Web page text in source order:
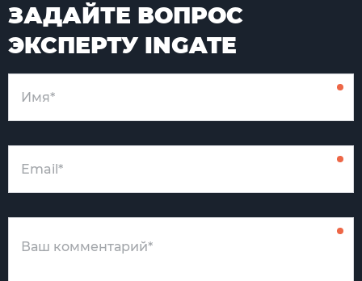
ЗАДАЙТЕ ВОПРОС
ЭКСПЕРТУ INGATE